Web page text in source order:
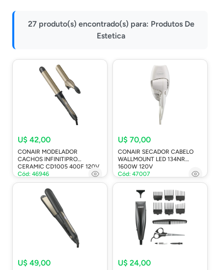
Onu Epon
Ont-Xpon
Ferramentas-Tools
27 produto(s) encontrado(s) para: Produtos De
Estetica
U$ 42,00
CONAIR MODELADOR
CACHOS INFINITIPRO
CERAMIC CD1005 400F 120V
Cód: 46946
U$ 70,00
CONAIR SECADOR CABELO
WALLMOUNT LED 134NR
1600W 120V
Cód: 47007
U$ 49,00 U$ 24,00